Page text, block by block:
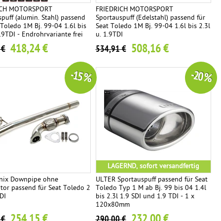
MOTORSPORT
(alumin. Stahl) passend
1M Bj. 99-04 1.6l bis
- Endrohrvariante frei
418,24 €
FRIEDRICH MOTORSPORT
Sportauspuff (Edelstahl) passend für
Seat Toledo 1M Bj. 99-04 1.6l bis 2.3l
u. 1.9TDI
534,91 € 508,16 €
Downpipe ohne
passend für Seat Toledo 2
-15 %
LAGERND, sofort versandfertig
ULTER Sportauspuff passend für Seat
Toledo Typ 1 M ab Bj. 99 bis 04 1.4l
bis 2.3l 1.9 SDI und 1.9 TDI - 1 x
120x80mm
-20 %